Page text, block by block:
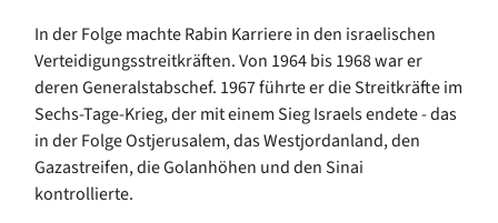
In der Folge machte Rabin Karriere in den israelischen
Verteidigungsstreitkräften. Von 1964 bis 1968 war er
deren Generalstabschef. 1967 führte er die Streitkräfte im
Sechs-Tage-Krieg, der mit einem Sieg Israels endete - das
in der Folge Ostjerusalem, das Westjordanland, den
Gazastreifen, die Golanhöhen und den Sinai
kontrollierte.